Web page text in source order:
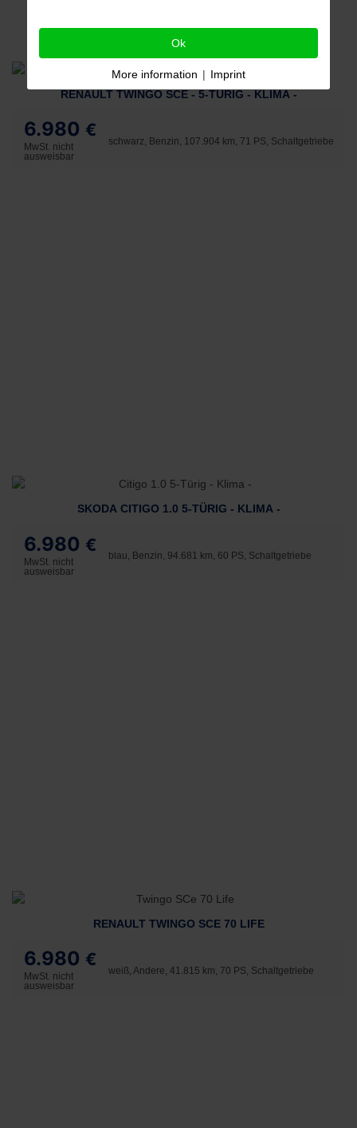
RENAULT TWINGO SCE - 5-TÜRIG - KLIMA -
6.980 €
MwSt. nicht
ausweisbar
schwarz, Benzin, 107.904 km, 71 PS, Schaltgetriebe
SKODA CITIGO 1.0 5-TÜRIG - KLIMA -
6.980 €
MwSt. nicht
ausweisbar
blau, Benzin, 94.681 km, 60 PS, Schaltgetriebe
RENAULT TWINGO SCE 70 LIFE
6.980 €
MwSt. nicht
ausweisbar
weiß, Andere, 41.815 km, 70 PS, Schaltgetriebe
Ok
More information | Imprint